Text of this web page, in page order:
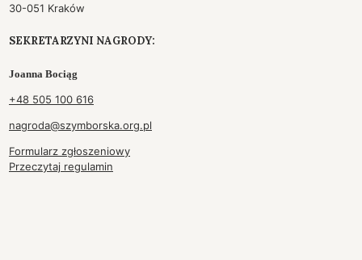
30-051 Kraków
SEKRETARZYNI NAGRODY:
Joanna Bociąg
+48 505 100 616
nagroda@szymborska.org.pl
Formularz zgłoszeniowy
Przeczytaj regulamin